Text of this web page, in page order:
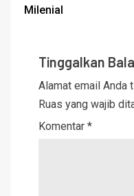
Milenial
Tinggalkan
Alamat email Anda
Ruas yang wajib
Komentar *